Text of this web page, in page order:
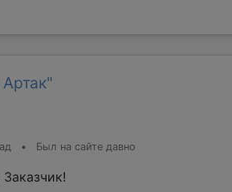
• Был на сайте давно